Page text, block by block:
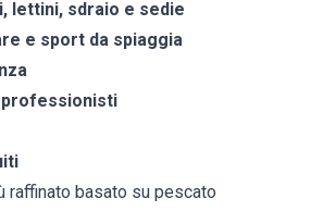
lettini, sdraio e sedie
e sport da spiaggia
professionisti
raffinato basato su pescato